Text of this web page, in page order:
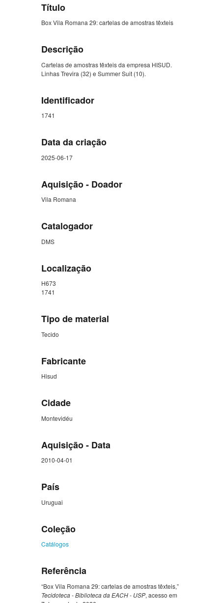
Título
Box Vila Romana 29: cartelas de amostras têxteis
Descrição
Cartelas de amostras têxteis da empresa HISUD.
Linhas Trevira (32) e Summer Suit (10).
Identificador
1741
Data da criação
2025-06-17
Aquisição - Doador
Vila Romana
Catalogador
DMS
Localização
H673
1741
Tipo de material
Tecido
Fabricante
Hisud
Cidade
Montevidéu
Aquisição - Data
2010-04-01
País
Uruguai
Coleção
Catálogos
Referência
“Box Vila Romana 29: cartelas de amostras têxteis,”
Tecidoteca - Biblioteca da EACH - USP, acesso em